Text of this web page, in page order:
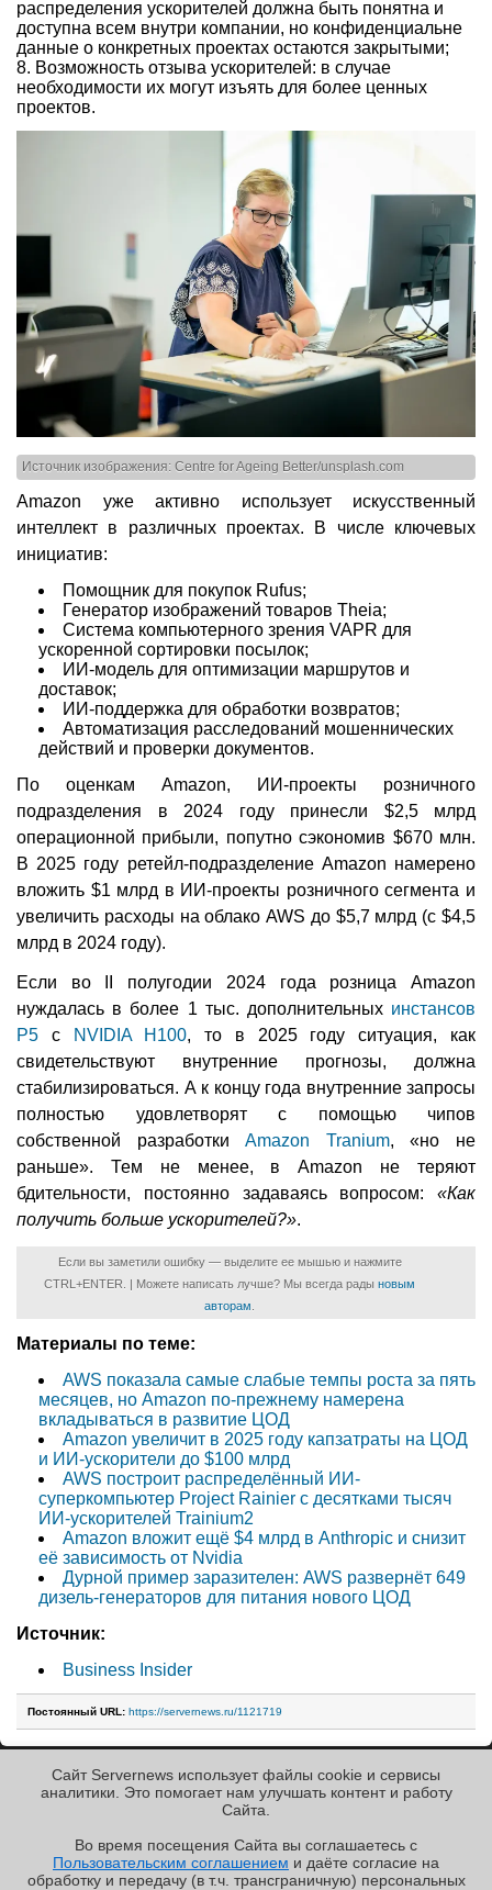
✖
распределения ускорителей должна быть понятна и
доступна всем внутри компании, но конфиденциальне
данные о конкретных проектах остаются закрытыми;
Возможность отзыва ускорителей: в случае
необходимости их могут изъять для более ценных
проектов.
Источник изображения: Centre for Ageing Better/unsplash.com
Amazon уже активно использует искусственный
интеллект в различных проектах. В числе ключевых
инициатив:
Помощник для покупок Rufus;
Генератор изображений товаров Theia;
Система компьютерного зрения VAPR для
ускоренной сортировки посылок;
ИИ-модель для оптимизации маршрутов и
доставок;
ИИ-поддержка для обработки возвратов;
Автоматизация расследований мошеннических
действий и проверки документов.
По оценкам Amazon, ИИ-проекты розничного
подразделения в 2024 году принесли $2,5 млрд
операционной прибыли, попутно сэкономив $670 млн.
В 2025 году ретейл-подразделение Amazon намерено
вложить $1 млрд в ИИ-проекты розничного сегмента и
увеличить расходы на облако AWS до $5,7 млрд (с $4,5
млрд в 2024 году).
Если во II полугодии 2024 года розница Amazon
нуждалась в более 1 тыс. дополнительных инстансов
P5 с NVIDIA H100, то в 2025 году ситуация, как
свидетельствуют внутренние прогнозы, должна
стабилизироваться. А к концу года внутренние запросы
полностью удовлетворят с помощью чипов
собственной разработкиAmazon Tranium, «но не
раньше». Тем не менее, в Amazon не теряют
бдительности, постоянно задаваясь вопросом: «Как
получить больше ускорителей?».
Если вы заметили ошибку — выделите ее мышью и нажмите
CTRL+ENTER. | Можете написать лучше? Мы всегда рады новым
авторам.
Материалы по теме:
AWS показала самые слабые темпы роста за пять
месяцев, но Amazon по-прежнему намерена
вкладываться в развитие ЦОД
Amazon увеличит в 2025 году капзатраты на ЦОД
и ИИ-ускорители до $100 млрд
AWS построит распределённый ИИ-
суперкомпьютер Project Rainier с десятками тысяч
ИИ-ускорителей Trainium2
Amazon вложит ещё $4 млрд в Anthropic и снизит
её зависимость от Nvidia
Дурной пример заразителен: AWS развернёт 649
дизель-генераторов для питания нового ЦОД
Источник:
Business Insider
Постоянный URL: https://servernews.ru/1121719
« Назад к ленте
Copyright ©2010-2026
Сайт Servernews использует файлы cookie и сервисы
аналитики. Это помогает нам улучшать контент и работу
Cайта.
Во время посещения Cайта вы соглашаетесь с
Пользовательским соглашением и даёте согласие на
обработку и передачу (в т.ч. трансграничную) персональных